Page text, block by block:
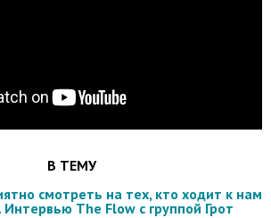
В ТЕМУ
смотреть на тех, кто ходит к нам
The Flow с группой Грот